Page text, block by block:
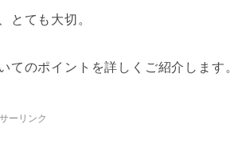
とても大切。
のポイントを詳しくご紹介します。
ーリンク